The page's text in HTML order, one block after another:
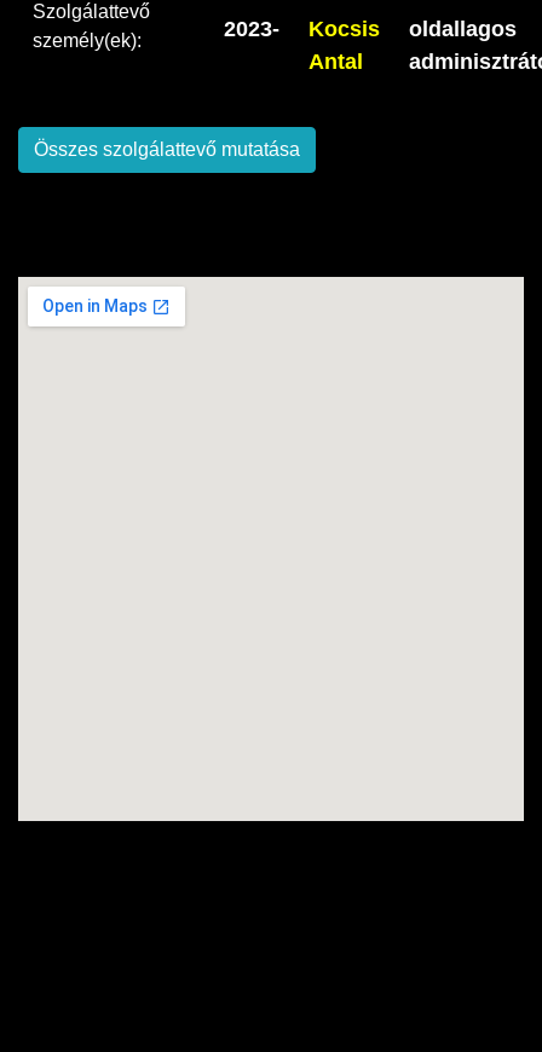
Szolgálattevő
személy(ek):
2023-
Kocsis
Antal
oldallagos
Összes szolgálattevő mutatása